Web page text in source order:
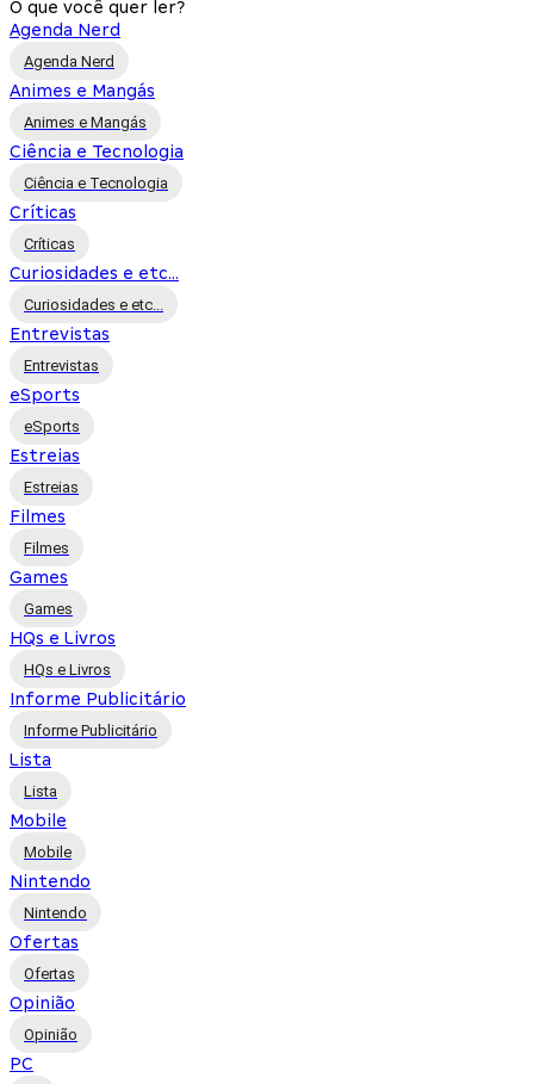
O que você quer ler?
Agenda Nerd
Agenda Nerd
Animes e Mangás
Animes e Mangás
Ciência e Tecnologia
Ciência e Tecnologia
Críticas
Críticas
Curiosidades e etc...
Curiosidades e etc...
Entrevistas
Entrevistas
eSports
eSports
Estreias
Estreias
Filmes
Filmes
Games
Games
HQs e Livros
HQs e Livros
Informe Publicitário
Informe Publicitário
Lista
Lista
Mobile
Mobile
Nintendo
Nintendo
Ofertas
Ofertas
Opinião
Opinião
PC